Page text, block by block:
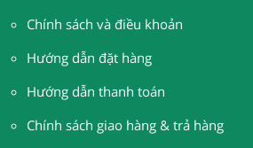
Chính sách và điều khoản
Hướng dẫn đặt hàng
Hướng dẫn thanh toán
Chính sách giao hàng & trả hàng